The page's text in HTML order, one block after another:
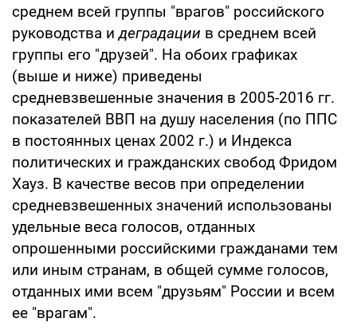
среднем всей группы "врагов" российского
руководства и деградации в среднем всей
группы его "друзей". На обоих графиках
(выше и ниже) приведены
средневзвешенные значения в 2005-2016 гг.
показателей ВВП на душу населения (по ППС
в постоянных ценах 2002 г.) и Индекса
политических и гражданских свобод Фридом
Хауз. В качестве весов при определении
средневзвешенных значений использованы
удельные веса голосов, отданных
опрошенными российскими гражданами тем
или иным странам, в общей сумме голосов,
отданных ими всем "друзьям" России и всем
ее "врагам".